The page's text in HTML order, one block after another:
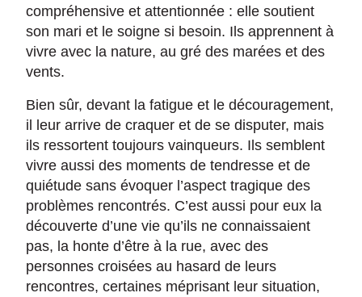
compréhensive et attentionnée : elle soutient
son mari et le soigne si besoin. Ils apprennent à
vivre avec la nature, au gré des marées et des
vents.
Bien sûr, devant la fatigue et le découragement,
il leur arrive de craquer et de se disputer, mais
ils ressortent toujours vainqueurs. Ils semblent
vivre aussi des moments de tendresse et de
quiétude sans évoquer l’aspect tragique des
problèmes rencontrés. C’est aussi pour eux la
découverte d’une vie qu’ils ne connaissaient
pas, la honte d’être à la rue, avec des
personnes croisées au hasard de leurs
rencontres, certaines méprisant leur situation,